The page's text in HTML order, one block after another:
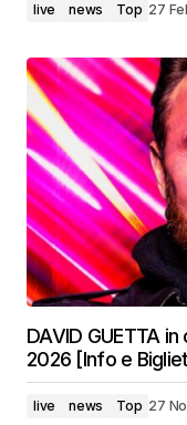
live news Top 27
DAVID GUETTA
2026 [Info e
live news Top 27